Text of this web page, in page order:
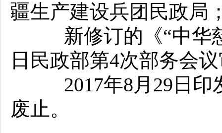
疆生产建设兵团民政局
新修订的《“中华慈
日民政部第4次部务会
2017年8月29日印
废止。